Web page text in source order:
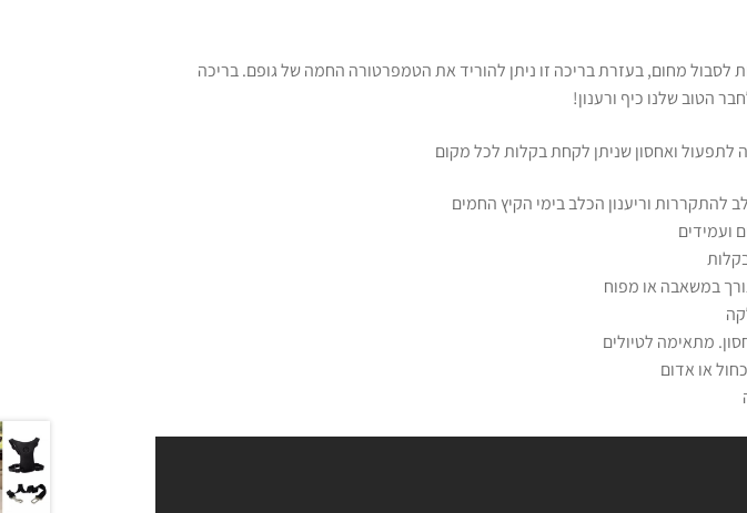
לסבול מחום, בעזרת בריכה זו ניתן להוריד את הטמפרטורה החמה של גופם. בריכה
הטוב שלנו כיף ורענון!
לתפעול ואחסון שניתן לקחת בקלות לכל מקום
להתקררות וריענון הכלב בימי הקיץ החמים
ועמידים
במשאבה או מפוח
מתאימה לטיולים